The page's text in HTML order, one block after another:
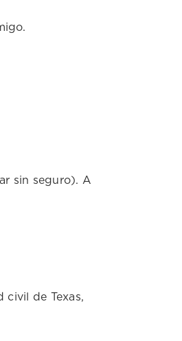
sin seguro). A
civil de Texas,